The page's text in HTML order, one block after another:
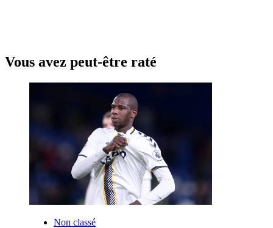
Vous avez peut-être raté
Non classé